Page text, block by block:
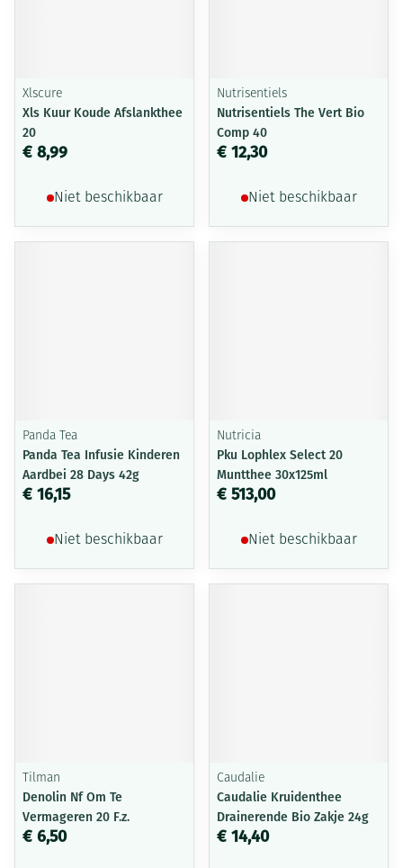
Xlscure
Xls Kuur Koude Afslankthee
20
€ 8,99
Niet beschikbaar
Nutrisentiels
Nutrisentiels The Vert Bio
Comp 40
€ 12,30
Niet beschikbaar
Panda Tea
Panda Tea Infusie Kinderen
Aardbei 28 Days 42g
€ 16,15
Niet beschikbaar
Nutricia
Pku Lophlex Select 20
Muntthee 30x125ml
€ 513,00
Niet beschikbaar
Tilman
Denolin Nf Om Te
Vermageren 20 F.z.
€ 6,50
Caudalie
Caudalie Kruidenthee
Drainerende Bio Zakje 24g
€ 14,40